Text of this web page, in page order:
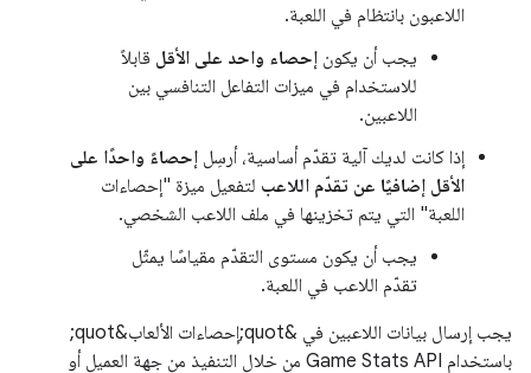
اللاعبون بانتظام في اللعبة.
يجب أن يكون إحصاء واحد على الأقل قابلاً
للاستخدام في ميزات التفاعل التنافسي بين
اللاعبين.
إذا كانت لديك آلية تقدّم أساسية، أرسِل إحصاءً واحدًا على
الأقل إضافيًا عن تقدّم اللاعب لتفعيل ميزة "إحصاءات
اللعبة" التي يتم تخزينها في ملف اللاعب الشخصي.
يجب أن يكون مستوى التقدّم مقياسًا يمثّل
تقدّم اللاعب في اللعبة.
يجب إرسال بيانات اللاعبين في &quot;إحصاءات الألعاب&quot;
باستخدام Game Stats API من خلال التنفيذ من جهة العميل أو